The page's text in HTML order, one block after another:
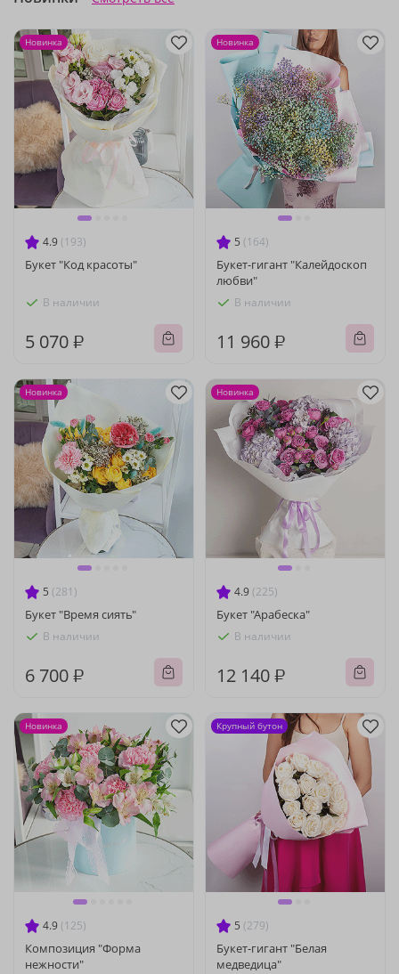
4.9 (193)
Букет "Код красоты"
В наличии
5 070 ₽
Новинка
5 (164)
Букет-гигант "Калейдоскоп
любви"
В наличии
11 960 ₽
Новинка
5 (281)
Букет "Время сиять"
В наличии
6 700 ₽
Новинка
4.9 (225)
Букет "Арабеска"
В наличии
12 140 ₽
Новинка
4.9 (125)
Композиция "Форма
нежности"
Новинка
5 (279)
Букет-гигант "Белая
медведица"
Крупный бутон